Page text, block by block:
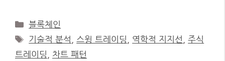
Categories
블록체인
Tags
기술적 분석 스윙 트레이딩 역학적 지지선 ,주식
트레이딩
차트 패턴